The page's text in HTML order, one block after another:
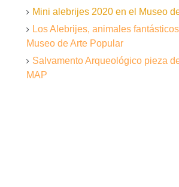
Mini alebrijes 2020 en el Museo
Los Alebrijes, animales
Museo de Arte Popular
Salvamento Arqueológico pieza
MAP